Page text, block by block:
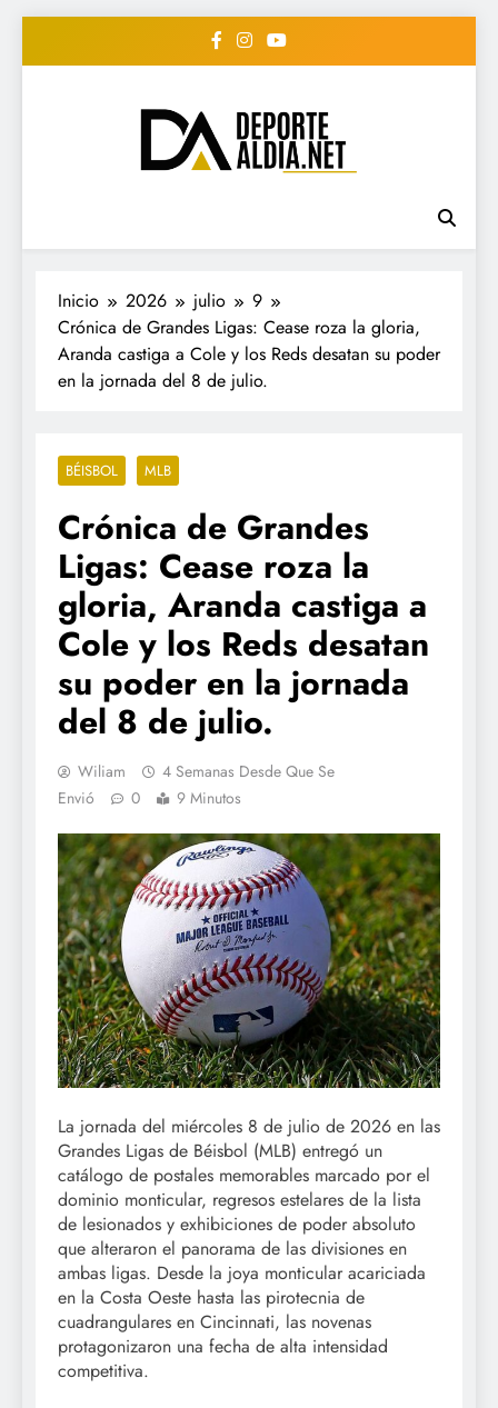
• DEPORTE AL DIA •
"Periodico Deportivo
Digital"
#deportealdiard #deportealdiaperiodico
Inicio 2026 julio
9
Crónica de Grandes Ligas: Cease roza la gloria,
Aranda castiga a Cole y los Reds desatan su poder
en la jornada del 8 de julio.
BÉISBOL MLB
Crónica de Grandes
Ligas: Cease roza la
gloria, Aranda castiga a
Cole y los Reds desatan
su poder en la jornada
del 8 de julio.
Wiliam
4 Semanas Desde Que Se
Envió
0 9 Minutos
La jornada del miércoles 8 de julio de 2026 en las
Grandes Ligas de Béisbol (MLB) entregó un
catálogo de postales memorables marcado por el
dominio monticular, regresos estelares de la lista
de lesionados y exhibiciones de poder absoluto
que alteraron el panorama de las divisiones en
ambas ligas. Desde la joya monticular acariciada
en la Costa Oeste hasta las pirotecnia de
cuadrangulares en Cincinnati, las novenas
protagonizaron una fecha de alta intensidad
competitiva.